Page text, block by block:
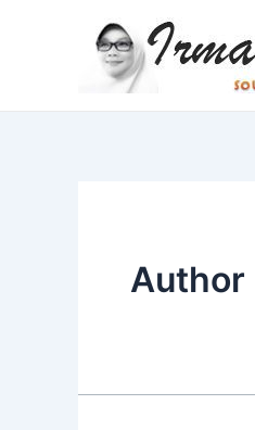
Author